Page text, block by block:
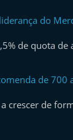
do
de quota de
de 700
crescer de